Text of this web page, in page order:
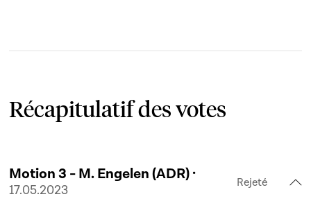
Récapitulatif des votes
Motion 3 - M. Engelen (ADR) ·
17.05.2023
Rejeté